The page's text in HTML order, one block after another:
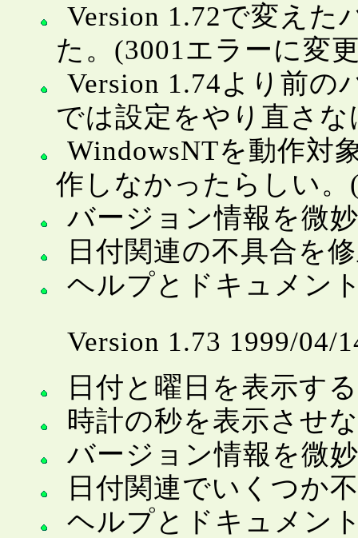
Version 1.72で変えた
た。(3001エラーに変
Version 1.74より前の
では設定をやり直さ
WindowsNTを動作対
作しなかったらしい。
バージョン情報を微
日付関連の不具合を
ヘルプとドキュメン
Version 1.73 1999/04/
日付と曜日を表示す
時計の秒を表示させ
バージョン情報を微
日付関連でいくつか
ヘルプとドキュメン